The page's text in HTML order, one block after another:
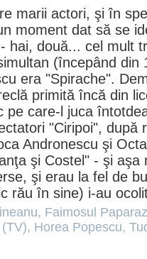
marii actori, şi în
moment dat să se
hai, două... cel mult
(începând din
era "Spirache".
primită încă din
pe care-l juca
"Ciripoi", după
Andronescu şi
şi Costel" - şi
şi erau la fel de
rău în sine) i-au
, Faimosul
, Horea Popescu,